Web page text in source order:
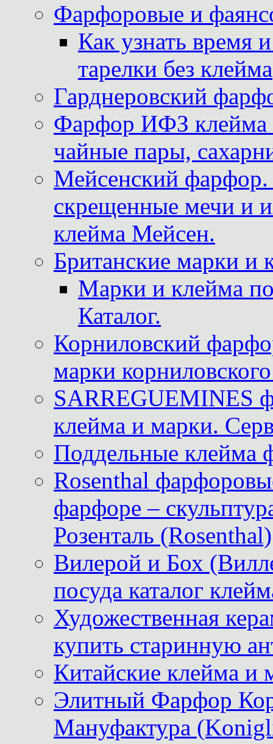
Фарфоровые и
Как узнать время
тарелки без клейма
Гарднеровский
Фарфор ИФЗ клейма
чайные пары,
Мейсенский фарфор.
скрещенные мечи и
клейма Мейсен.
Британские марки и
Марки и клейма
Каталог.
Корниловский
марки
SARREGUEMINES
клейма и марки.
Поддельные клейма
Rosenthal
фарфоре –
Розенталь (Rosenthal)
Вилерой и Бох
посуда каталог
Художественная
купить старинную
Китайские клейма и
Элитный Фарфор
Мануфактура